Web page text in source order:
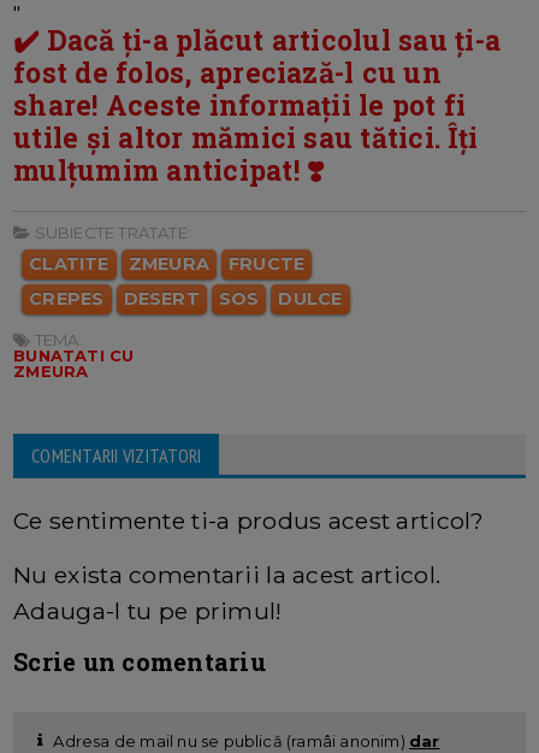
"
✔️ Dacă ți-a plăcut articolul sau ți-a
fost de folos, apreciază-l cu un
share! Aceste informații le pot fi
utile și altor mămici sau tătici. Îți
mulțumim anticipat! ❣️
SUBIECTE TRATATE:
CLATITE ZMEURA
FRUCTE
CREPES
DESERT SOS DULCE
TEMA:
BUNATATI CU
ZMEURA
COMENTARII VIZITATORI
Ce sentimente ti-a produs acest articol?
Nu exista comentarii la acest articol.
Adauga-l tu pe primul!
Scrie un comentariu
Adresa de mail nu se publică (ramâi anonim) dar